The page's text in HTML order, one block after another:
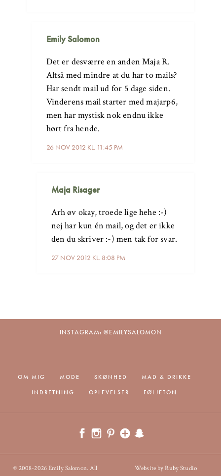
Emily Salomon
26 NOV 2012 KL. 11:45 PM
Det er desværre en anden Maja R.
Altså med mindre at du har to mails?
Har sendt mail ud for 5 dage siden.
Vinderens mail starter med majarp6,
men har mystisk nok endnu ikke
hørt fra hende.
Maja Risager
27 NOV 2012 KL. 8:08 PM
Arh øv okay, troede lige hehe :-)
nej har kun én mail, og det er ikke
den du skriver :-) men tak for svar.
INSTAGRAM: @EMILYSALOMON
OM MIG MODE SKØNHED
MAD & DRIKKE
INDRETNING
OPLEVELSER FØLJETON
© 2008-2026 Emily Salomon. All Website by Ruby Studio